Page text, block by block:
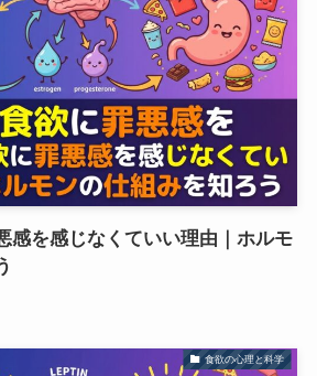
感を感じなくていい理由｜ホルモ
食欲の心理と科学